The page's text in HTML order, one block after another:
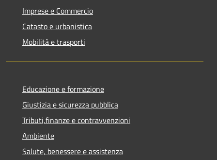
Imprese e Commercio
Catasto e urbanistica
Mobilità e trasporti
Educazione e formazione
Giustizia e sicurezza pubblica
Tributi,finanze e contravvenzioni
Ambiente
Salute, benessere e assistenza